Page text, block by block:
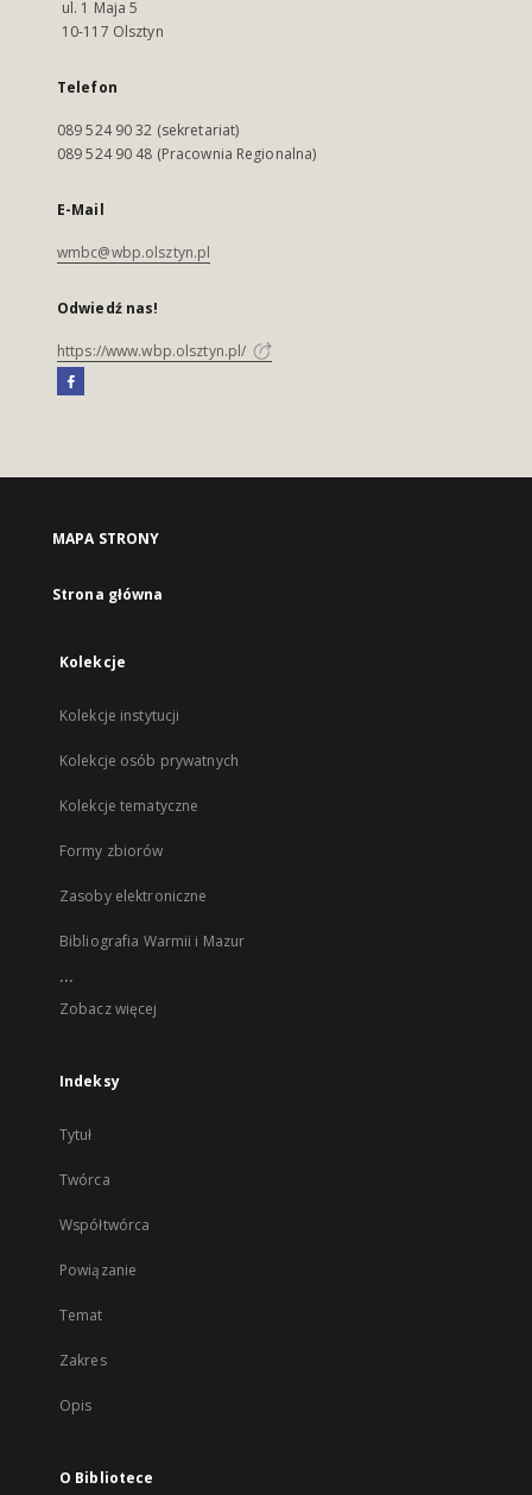
ul. 1 Maja 5
10-117 Olsztyn
Telefon
089 524 90 32 (sekretariat)
089 524 90 48 (Pracownia Regionalna)
E-Mail
wmbc@wbp.olsztyn.pl
Odwiedź nas!
https://www.wbp.olsztyn.pl/
MAPA STRONY
Strona główna
Kolekcje
Kolekcje instytucji
Kolekcje osób prywatnych
Kolekcje tematyczne
Formy zbiorów
Zasoby elektroniczne
Bibliografia Warmii i Mazur
...
Zobacz więcej
Indeksy
Tytuł
Twórca
Współtwórca
Powiązanie
Temat
Zakres
Opis
O Bibliotece